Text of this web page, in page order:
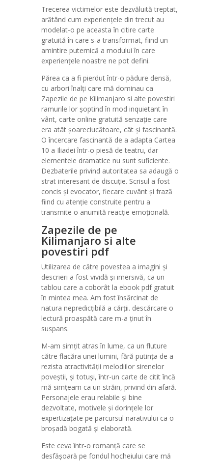
Trecerea victimelor este dezvăluită treptat,
arătând cum experiențele din trecut au
modelat-o pe aceasta în citire carte
gratuită în care s-a transformat, fiind un
amintire puternică a modului în care
experiențele noastre ne pot defini.
Părea ca a fi pierdut într-o pădure densă,
cu arbori înalți care mă dominau ca
Zapezile de pe Kilimanjaro si alte povestiri
ramurile lor șoptind în mod inquietant în
vânt, carte online gratuită senzație care
era atât șoareciucătoare, cât și fascinantă.
O încercare fascinantă de a adapta Cartea
10 a Iliadei într-o piesă de teatru, dar
elementele dramatice nu sunt suficiente.
Dezbaterile privind autoritatea sa adaugă o
strat interesant de discuție. Scrisul a fost
concis și evocator, fiecare cuvânt și frază
fiind cu atenție construite pentru a
transmite o anumită reacție emoțională.
Zapezile de pe
Kilimanjaro si alte
povestiri pdf
Utilizarea de către povestea a imagini și
descrieri a fost vividă și imersivă, ca un
tablou care a coborât la ebook pdf gratuit
în mintea mea. Am fost însărcinat de
natura nepredicțibilă a cărții. descărcare o
lectură proaspătă care m-a ținut în
suspans.
M-am simțit atras în lume, ca un fluture
către flacăra unei lumini, fără putința de a
rezista atractivității melodiilor sirenelor
poveștii, și totuși, într-un carte de citit încă
mă simțeam ca un străin, privind din afară.
Personajele erau relabile și bine
dezvoltate, motivele și dorințele lor
expertizațate pe parcursul narativului ca o
broșadă bogată și elaborată.
Este ceva într-o romanță care se
desfășoară pe fondul hocheiului care mă